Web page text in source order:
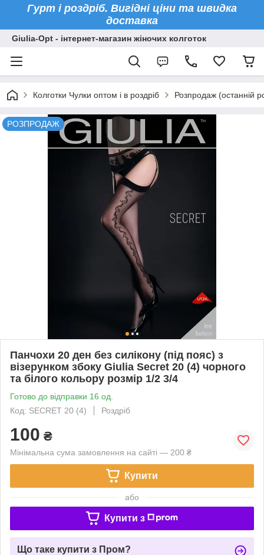
Гурт і роздріб. Вигідні ціни та швидка
доставка
Giulia-Opt - інтернет-магазин жіночих колготок
Колготки Чулки оптом і в роздріб Розпродаж (останній
РОЗПРОДАЖ
Панчохи 20 ден без силікону (під пояс) з
візерунком збоку Giulia Secret 20 (4) чорного
та білого кольору розмір 1/2 3/4
Готово до відправки 16 од.
Код: SECRET 20 (4)
Роздріб
100 ₴
Мінімальна сума замовлення на сайті — 200 ₴
Купити
або
Купити з
Що таке купити з Пром?